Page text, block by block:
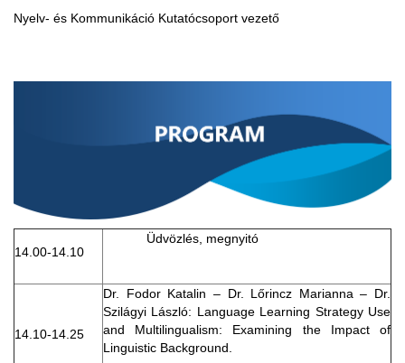
Nyelv- és Kommunikáció Kutatócsoport vezető
14.00-14.10
Üdvözlés, megnyitó
14.10-14.25
Dr. Fodor Katalin – Dr. Lőrincz Marianna – Dr.
Szilágyi László: Language Learning Strategy Use
and Multilingualism: Examining the Impact of
Linguistic Background.